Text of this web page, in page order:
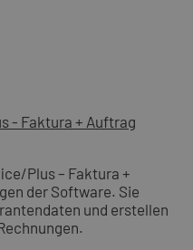
- Faktura + Auftrag
Plus – Faktura +
der Software. Sie
und erstellen